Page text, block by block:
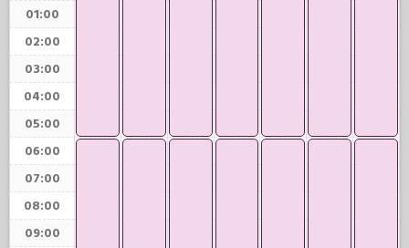
01:00
02:00
03:00
04:00
05:00
06:00
07:00
08:00
09:00